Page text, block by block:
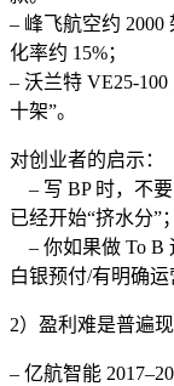
– 峰飞航空约
化率约 15%；
– 沃兰特 VE25-
十架”。
对创业者的启示：
– 写 BP 时，不
已经开始“挤水分”；
– 你如果做 To B
白银预付/有明确运
2）盈利难是普遍
– 亿航智能